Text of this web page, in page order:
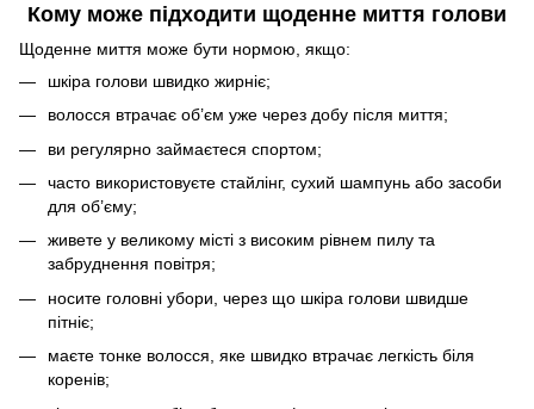
Кому може підходити щоденне миття голови
Щоденне миття може бути нормою, якщо:
шкіра голови швидко жирніє;
волосся втрачає об’єм уже через добу після миття;
ви регулярно займаєтеся спортом;
часто використовуєте стайлінг, сухий шампунь або засоби
для об’єму;
живете у великому місті з високим рівнем пилу та
забруднення повітря;
носите головні убори, через що шкіра голови швидше
пітніє;
маєте тонке волосся, яке швидко втрачає легкість біля
коренів;